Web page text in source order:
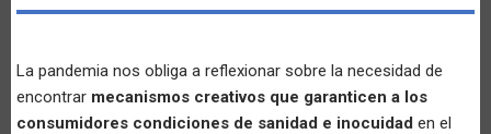
La pandemia nos obliga a reflexionar sobre la necesidad de
encontrar mecanismos creativos que garanticen a los
consumidores condiciones de sanidad e inocuidad en el